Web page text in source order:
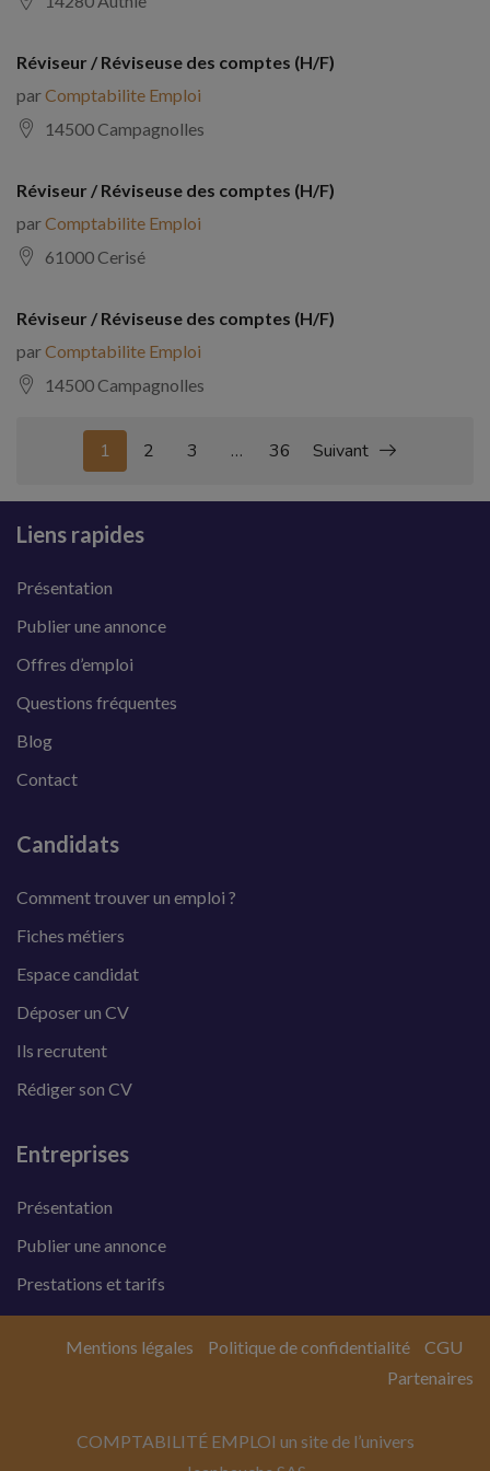
Réviseur / Réviseuse des comptes (H/F)
parComptabilite Emploi
14500 Campagnolles
Réviseur / Réviseuse des comptes (H/F)
parComptabilite Emploi
61000 Cerisé
Réviseur / Réviseuse des comptes (H/F)
parComptabilite Emploi
14500 Campagnolles
1 2 3 … 36 Suivant
Liens rapides
Présentation
Publier une annonce
Offres d’emploi
Questions fréquentes
Blog
Contact
Candidats
Comment trouver un emploi ?
Fiches métiers
Espace candidat
Déposer un CV
Ils recrutent
Rédiger son CV
Entreprises
Présentation
Publier une annonce
Prestations et tarifs
COMPTABILITÉ EMPLOI un site de l’univers
Mentions légales Politique de confidentialité
CGU
Partenaires